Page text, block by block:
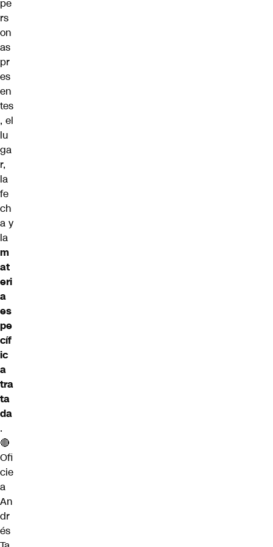
pe
rs
on
as
pr
es
en
tes
, el
lu
ga
r,
la
fe
ch
a y
la
m
at
eri
a
es
pe
cíf
ic
a
tra
ta
da
.
🔴
Ofi
cie
a
An
dr
és